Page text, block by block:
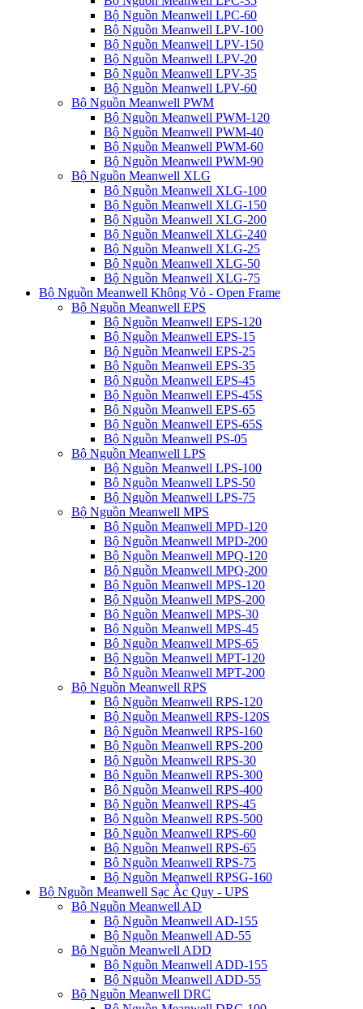
Bộ Nguồn Meanwell LPC-60
Bộ Nguồn Meanwell LPV-100
Bộ Nguồn Meanwell LPV-150
Bộ Nguồn Meanwell LPV-20
Bộ Nguồn Meanwell LPV-35
Bộ Nguồn Meanwell LPV-60
Bộ Nguồn Meanwell PWM
Bộ Nguồn Meanwell PWM-120
Bộ Nguồn Meanwell PWM-40
Bộ Nguồn Meanwell PWM-60
Bộ Nguồn Meanwell PWM-90
Bộ Nguồn Meanwell XLG
Bộ Nguồn Meanwell XLG-100
Bộ Nguồn Meanwell XLG-150
Bộ Nguồn Meanwell XLG-200
Bộ Nguồn Meanwell XLG-240
Bộ Nguồn Meanwell XLG-25
Bộ Nguồn Meanwell XLG-50
Bộ Nguồn Meanwell XLG-75
Bộ Nguồn Meanwell Không Vỏ - Open Frame
Bộ Nguồn Meanwell EPS
Bộ Nguồn Meanwell EPS-120
Bộ Nguồn Meanwell EPS-15
Bộ Nguồn Meanwell EPS-25
Bộ Nguồn Meanwell EPS-35
Bộ Nguồn Meanwell EPS-45
Bộ Nguồn Meanwell EPS-45S
Bộ Nguồn Meanwell EPS-65
Bộ Nguồn Meanwell EPS-65S
Bộ Nguồn Meanwell PS-05
Bộ Nguồn Meanwell LPS
Bộ Nguồn Meanwell LPS-100
Bộ Nguồn Meanwell LPS-50
Bộ Nguồn Meanwell LPS-75
Bộ Nguồn Meanwell MPS
Bộ Nguồn Meanwell MPD-120
Bộ Nguồn Meanwell MPD-200
Bộ Nguồn Meanwell MPQ-120
Bộ Nguồn Meanwell MPQ-200
Bộ Nguồn Meanwell MPS-120
Bộ Nguồn Meanwell MPS-200
Bộ Nguồn Meanwell MPS-30
Bộ Nguồn Meanwell MPS-45
Bộ Nguồn Meanwell MPS-65
Bộ Nguồn Meanwell MPT-120
Bộ Nguồn Meanwell MPT-200
Bộ Nguồn Meanwell RPS
Bộ Nguồn Meanwell RPS-120
Bộ Nguồn Meanwell RPS-120S
Bộ Nguồn Meanwell RPS-160
Bộ Nguồn Meanwell RPS-200
Bộ Nguồn Meanwell RPS-30
Bộ Nguồn Meanwell RPS-300
Bộ Nguồn Meanwell RPS-400
Bộ Nguồn Meanwell RPS-45
Bộ Nguồn Meanwell RPS-500
Bộ Nguồn Meanwell RPS-60
Bộ Nguồn Meanwell RPS-65
Bộ Nguồn Meanwell RPS-75
Bộ Nguồn Meanwell RPSG-160
Bộ Nguồn Meanwell Sạc Ắc Quy - UPS
Bộ Nguồn Meanwell AD
Bộ Nguồn Meanwell AD-155
Bộ Nguồn Meanwell AD-55
Bộ Nguồn Meanwell ADD
Bộ Nguồn Meanwell ADD-155
Bộ Nguồn Meanwell ADD-55
Bộ Nguồn Meanwell DRC